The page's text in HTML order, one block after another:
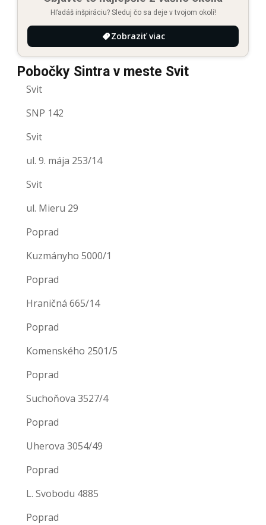
Hľadáš inšpiráciu? Sleduj čo sa deje v tvojom okolí!
Zobraziť viac
Pobočky Sintra v meste Svit
Svit
SNP 142
Svit
ul. 9. mája 253/14
Svit
ul. Mieru 29
Poprad
Kuzmányho 5000/1
Poprad
Hraničná 665/14
Poprad
Komenského 2501/5
Poprad
Suchoňova 3527/4
Poprad
Uherova 3054/49
Poprad
L. Svobodu 4885
Poprad